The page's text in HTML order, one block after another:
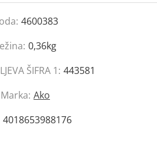
4600383
0,36kg
ŠIFRA 1: 443581
Marka: Ako
4018653988176